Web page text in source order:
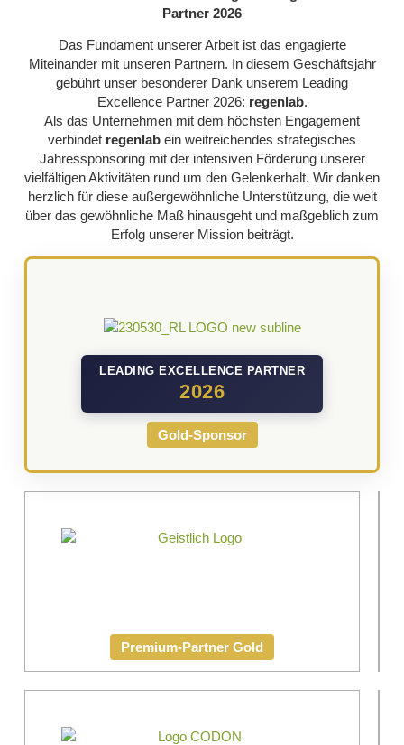
Partner 2026
Das Fundament unserer Arbeit ist das engagierte
Miteinander mit unseren Partnern. In diesem Geschäftsjahr
gebührt unser besonderer Dank unserem Leading
Excellence Partner 2026: regenlab.
Als das Unternehmen mit dem höchsten Engagement
verbindet regenlab ein weitreichendes strategisches
Jahressponsoring mit der intensiven Förderung unserer
vielfältigen Aktivitäten rund um den Gelenkerhalt. Wir danken
herzlich für diese außergewöhnliche Unterstützung, die weit
über das gewöhnliche Maß hinausgeht und maßgeblich zum
Erfolg unserer Mission beiträgt.
Premium-Partner Gold
LEADING EXCELLENCE PARTNER
2026
Gold-Sponsor